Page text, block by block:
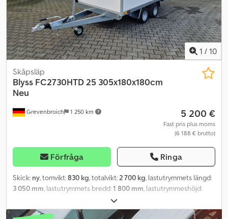
förankringsskena på insidan, stödhjul, bakstöd... Försäljning via
telefonbeställning under våra öppettider, måndag till fredag, eller
dygnet runt via vår onlinebutik på trailershop.de. Copyright –
varumärkesskydd 08/26 blp
1 / 10
Grevenbroich 1 250 km
Skåpsläp
Blyss FC2730HTD 25 305x180x180cm
Neu
5 200 €
Fast pris plus moms
(6 188 € brutto)
Förfråga Ringa
Skick: ny, tomvikt:830 kg, totalvikt:2 700 kg, lastutrymmets längd:
3 050 mm, lastutrymmets bredd:1 800 mm, lastutrymmeshöjd:
, ANHÄNGERWIRTZ, din pålitliga
leverantör av släpvagnar, erbjuder starka varumärken av hög